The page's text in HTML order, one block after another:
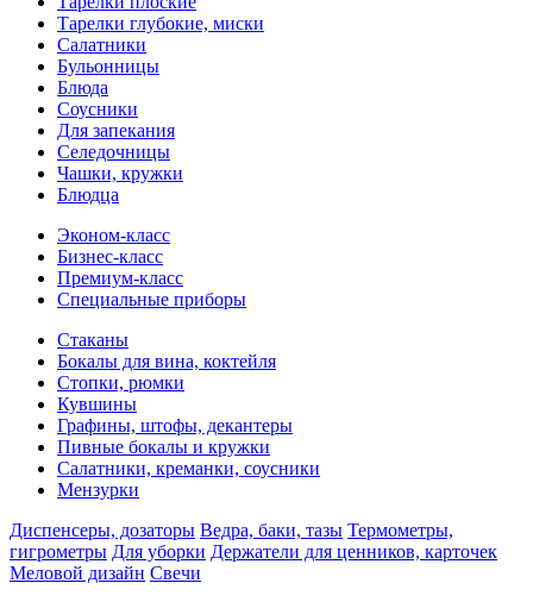
Тарелки глубокие, миски
Салатники
Бульонницы
Блюда
Соусники
Для запекания
Селедочницы
Чашки, кружки
Блюдца
Эконом-класс
Бизнес-класс
Премиум-класс
Специальные приборы
Стаканы
Бокалы для вина, коктейля
Стопки, рюмки
Кувшины
Графины, штофы, декантеры
Пивные бокалы и кружки
Салатники, креманки, соусники
Мензурки
Диспенсеры, дозаторы Ведра, баки, тазы Термометры,
гигрометры Для уборки Держатели для ценников, карточек
Меловой дизайн Свечи